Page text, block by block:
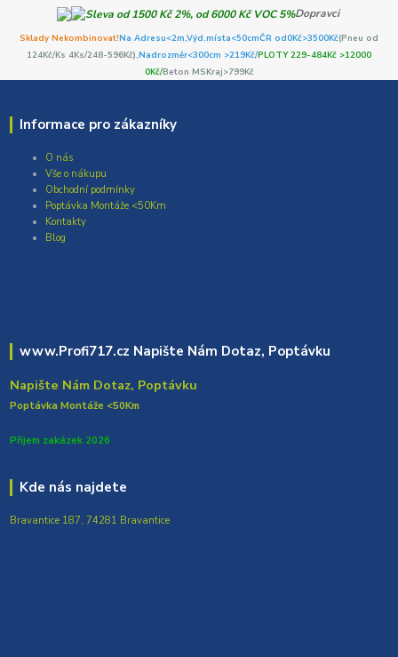
Dopravci
Sklady Nekombinovat!Na Adresu<2m,Výd.místa<50cmČR od0Kč>3500Kč(Pneu od
124Kč/Ks 4Ks/248-596Kč),Nadrozměr<300cm >219Kč/PLOTY 229-484Kč >12000
0Kč/Beton MSKraj>799Kč
Informace pro zákazníky
O nás
Vše o nákupu
Obchodní podmínky
Poptávka Montáže <50Km
Kontakty
Blog
www.Profi717.cz Napište Nám Dotaz, Poptávku
Napište Nám Dotaz, Poptávku
Poptávka Montáže <50Km
Přijem zakázek 2026
Kde nás najdete
Bravantice 187, 74281 Bravantice